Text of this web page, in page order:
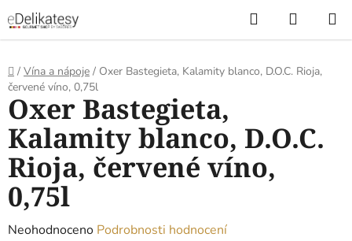
na
obsah
Hledat
KOŠÍK
Domů
/ Vína a nápoje / Oxer Bastegieta, Kalamity blanco, D.O.C. Rioja,
červené víno, 0,75l
Oxer Bastegieta,
Kalamity blanco, D.O.C.
Rioja, červené víno,
0,75l
Průměrné
Neohodnoceno Podrobnosti hodnocení